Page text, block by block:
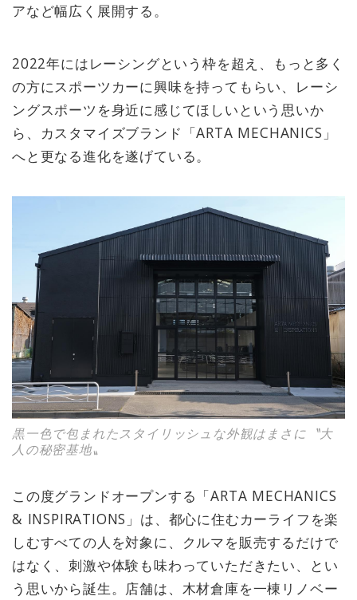
アなど幅広く展開する。
2022年にはレーシングという枠を超え、もっと多く
の方にスポーツカーに興味を持ってもらい、レーシ
ングスポーツを身近に感じてほしいという思いか
ら、カスタマイズブランド「ARTA MECHANICS」
へと更なる進化を遂げている。
黒一色で包まれたスタイリッシュな外観はまさに〝大
人の秘密基地〟
この度グランドオープンする「ARTA MECHANICS
& INSPIRATIONS」は、都心に住むカーライフを楽
しむすべての人を対象に、クルマを販売するだけで
はなく、刺激や体験も味わっていただきたい、とい
う思いから誕生。店舗は、木材倉庫を一棟リノベー